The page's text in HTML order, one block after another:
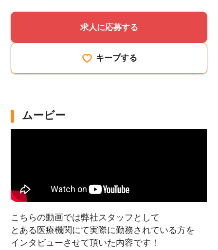
求人に応募する
キープする
ムービー
こちらの動画では弊社スタッフとして
とある医療機関にて実際に勤務されている方を
インタビューさせて頂いた内容です！